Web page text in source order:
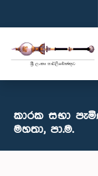
කාරක සභා
මහතා, පා.ම.